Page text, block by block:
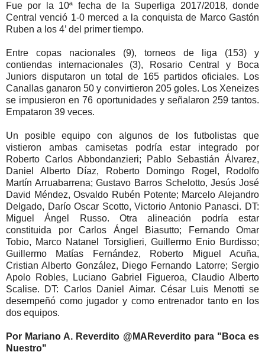
Fue por la 10ª fecha de la Superliga 2017/2018, donde
Central venció 1-0 merced a la conquista de Marco Gastón
Ruben a los 4’ del primer tiempo.
Entre copas nacionales (9), torneos de liga (153) y
contiendas internacionales (3), Rosario Central y Boca
Juniors disputaron un total de 165 partidos oficiales. Los
Canallas ganaron 50 y convirtieron 205 goles. Los Xeneizes
se impusieron en 76 oportunidades y señalaron 259 tantos.
Empataron 39 veces.
Un posible equipo con algunos de los futbolistas que
vistieron ambas camisetas podría estar integrado por
Roberto Carlos Abbondanzieri; Pablo Sebastián Álvarez,
Daniel Alberto Díaz, Roberto Domingo Rogel, Rodolfo
Martín Arruabarrena; Gustavo Barros Schelotto, Jesús José
David Méndez, Osvaldo Rubén Potente; Marcelo Alejandro
Delgado, Darío Oscar Scotto, Victorio Antonio Panasci. DT:
Miguel Ángel Russo. Otra alineación podría estar
constituida por Carlos Ángel Biasutto; Fernando Omar
Tobio, Marco Natanel Torsiglieri, Guillermo Enio Burdisso;
Guillermo Matías Fernández, Roberto Miguel Acuña,
Cristian Alberto González, Diego Fernando Latorre; Sergio
Apolo Robles, Luciano Gabriel Figueroa, Claudio Alberto
Scalise. DT: Carlos Daniel Aimar. César Luis Menotti se
desempeñó como jugador y como entrenador tanto en los
dos equipos.
Por Mariano A. Reverdito @MAReverdito para "Boca es
Nuestro"